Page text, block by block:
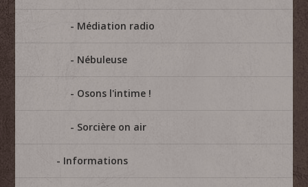
Médiation radio
Nébuleuse
Osons l'intime !
Sorcière on air
Informations